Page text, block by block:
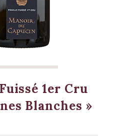
1er Cru
Blanches »